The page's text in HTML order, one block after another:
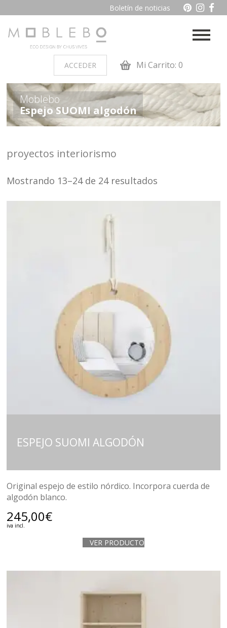
Boletín de noticias
ACCEDER Mi Carrito: 0
PRODUCTOS POR AMBIENTES
Auxiliares Baño
madera
Salon
Moblebo
Espejo SUOMI algodón
proyectos interiorismo
Mostrando 13–24 de 24 resultados
ESPEJO SUOMI ALGODÓN
Original espejo de estilo nórdico. Incorpora cuerda de
algodón blanco.
245,00€
iva incl.
VER PRODUCTO